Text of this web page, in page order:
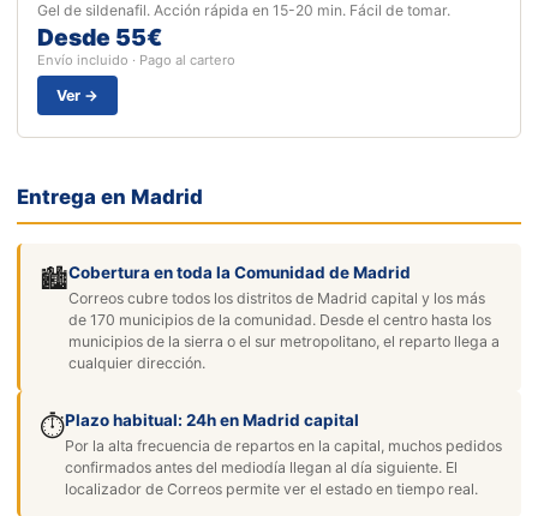
Gel de sildenafil. Acción rápida en 15-20 min. Fácil de tomar.
Desde 55€
Envío incluido · Pago al cartero
Ver →
Entrega en Madrid
🏙️Cobertura en toda la Comunidad de Madrid
Correos cubre todos los distritos de Madrid capital y los más
de 170 municipios de la comunidad. Desde el centro hasta los
municipios de la sierra o el sur metropolitano, el reparto llega a
cualquier dirección.
⏱️Plazo habitual: 24h en Madrid capital
Por la alta frecuencia de repartos en la capital, muchos pedidos
confirmados antes del mediodía llegan al día siguiente. El
localizador de Correos permite ver el estado en tiempo real.